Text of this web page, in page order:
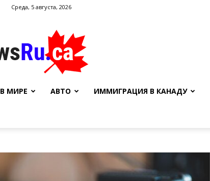
Среда, 5 августа, 2026
NewsRu.Ca
В МИРЕ АВТО ИММИГРАЦИЯ В КАНАДУ